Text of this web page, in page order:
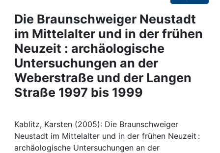
Projects
People
Institutions
Awards
Help
Die Braunschweiger Neustadt
im Mittelalter und in der frühen
Neuzeit : archäologische
Untersuchungen an der
Weberstraße und der Langen
Straße 1997 bis 1999
Kablitz, Karsten (2005): Die Braunschweiger
Neustadt im Mittelalter und in der frühen Neuzeit :
archäologische Untersuchungen an der